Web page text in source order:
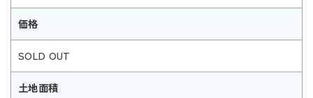
価格
SOLD OUT
土地面積